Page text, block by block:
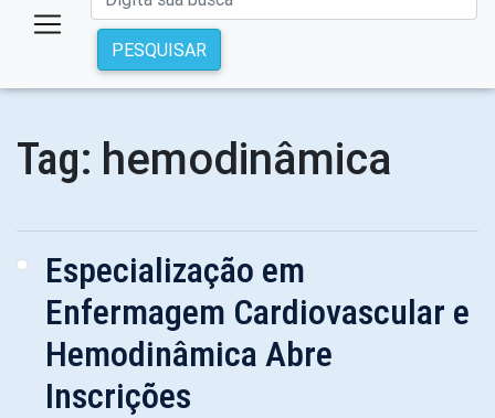
PESQUISAR
Tag: hemodinâmica
Especialização em
Enfermagem Cardiovascular e
Hemodinâmica Abre
Inscrições